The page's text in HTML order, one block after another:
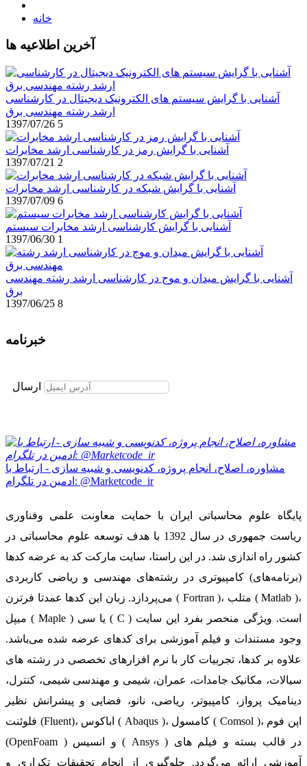
خانه
آخرین اطلاعیه ها
آشنایی با گرایش سیستم های الکترونیک دیجیتال در کارشناسی
ارشد رشته مهندسی برق
1397/07/26 5
آشنایی با گرایش رمز در کارشناسی ارشد مخابرات
1397/07/21 2
آشنایی با گرایش شبکه در کارشناسی ارشد مخابرات
1397/07/09 6
آشنایی با گرایش کارشناسی ارشد مخابرات سیستم
1397/06/30 1
آشنایی با گرایش میدان و موج در کارشناسی ارشد رشته مهندسی
برق
1397/06/25 8
خبرنامه
ارسال
مشاوره، اصلاح، انجام پروژه، کدنویسی و شبیه سازی - ارتباط با
ادمین در تلگرام: @Marketcode_ir
پایگاه علوم محاسباتی ایران با حمایت معاونت علمی وفناوری
ریاست جمهوری در سال 1392 با هدف توسعه علوم محاسباتی در
کشور راه اندازی شد. در این راستا، سایت مارکت کد به عرضه کدها
(برنامه‌های) کامپیوتری در رشته‌های مهندسی و ریاضی کاربردی
می‌پردازد. زبان این کدها عمدتا فرترن ( Fortran )، متلب ( Matlab )،
میپل ( Maple ) یا سی ( C ) است. ویژگی منحصر بفرد این سایت
وجود مستندات و فیلم آموزشی برای کدهای عرضه شده می‌باشد.
علاوه بر کدها، تجربیات کار با نرم افزارهای تخصصی در رشته های
سیالات، مکانیک جامدات، عمران، شیمی و مهندسی شیمی، کنترل،
دینامیک پرواز، کامپیوتر، ریاضی، نانو، فضایی و پیشرانش نظیر
فلوئنت (Fluent)، اباکوس ( Abaqus )، کامسول ( Comsol )، اپن فوم
(OpenFoam ) و انسیس ( Ansys ) در قالب بسته‌ و فیلم های
آموزشی ارائه می‌گردد. جلوگیری از انجام تحقیقات تکراری و